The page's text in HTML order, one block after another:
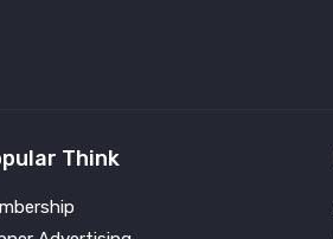
Think